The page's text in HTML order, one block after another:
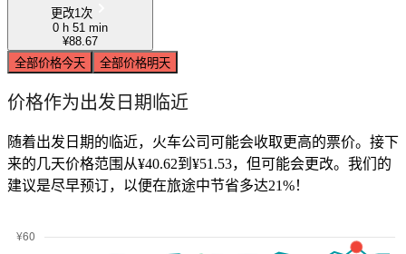
更改1次
0 h 51 min
¥88.67
全部价格今天 全部价格明天
价格作为出发日期临近
随着出发日期的临近，火车公司可能会收取更高的票价。接下
来的几天价格范围从¥40.62到¥51.53，但可能会更改。我们的
建议是尽早预订，以便在旅途中节省多达21%！